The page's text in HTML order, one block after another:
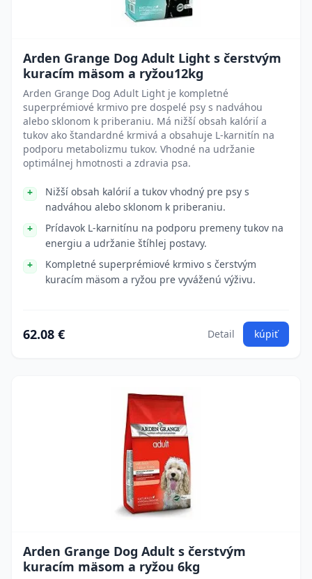
Arden Grange Dog Adult Light s čerstvým
kuracím mäsom a ryžou12kg
Arden Grange Dog Adult Light je kompletné
superprémiové krmivo pre dospelé psy s nadváhou
alebo sklonom k priberaniu. Má nižší obsah kalórií a
tukov ako štandardné krmivá a obsahuje L-karnitín na
podporu metabolizmu tukov. Vhodné na udržanie
optimálnej hmotnosti a zdravia psa.
Nižší obsah kalórií a tukov vhodný pre psy s
nadváhou alebo sklonom k priberaniu.
Prídavok L-karnitínu na podporu premeny tukov na
energiu a udržanie štíhlej postavy.
Kompletné superprémiové krmivo s čerstvým
kuracím mäsom a ryžou pre vyváženú výživu.
62.08 € Detail kúpiť
Arden Grange Dog Adult s čerstvým
kuracím mäsom a ryžou 6kg